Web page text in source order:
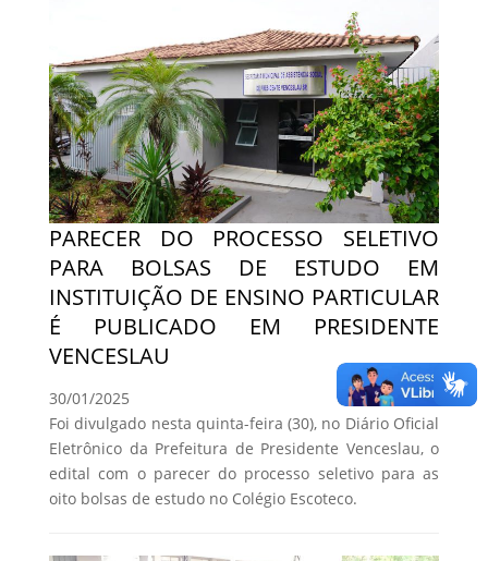
PARECER DO PROCESSO SELETIVO
PARA BOLSAS DE ESTUDO EM
INSTITUIÇÃO DE ENSINO PARTICULAR
É PUBLICADO EM PRESIDENTE
VENCESLAU
30/01/2025
Foi divulgado nesta quinta-feira (30), no Diário Oficial
Eletrônico da Prefeitura de Presidente Venceslau, o
edital com o parecer do processo seletivo para as
oito bolsas de estudo no Colégio Escoteco.